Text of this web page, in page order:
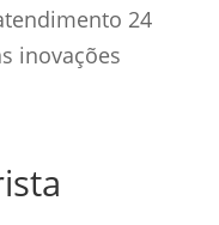
24
inovações